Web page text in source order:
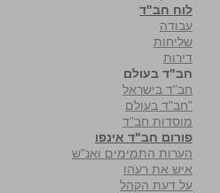
לוח חב"ד
עבודה
שליחות
דירות
חב"ד בעולם
חב"ד בישראל
"חב"ד בעולם
מוסדות חב"ד
פורום חב"ד אינפו
הערות התמימים ואנ"ש
איש את רעהו
על דעת הקהל